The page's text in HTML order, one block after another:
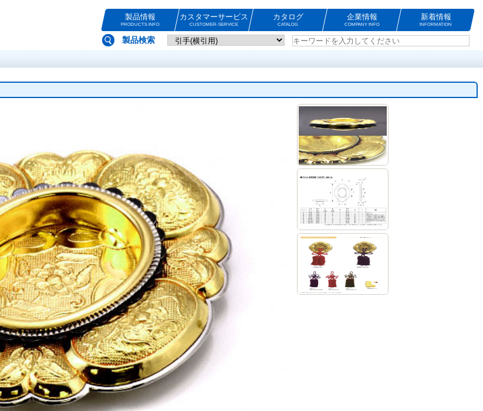
製品情報
PRODUCTS INFO
カスタマーサービス
CUSTOMER-SERVICE
カタログ
CATALOG
企業情報
COMPANY INFO
新着情報
INFORMATION
製品検索